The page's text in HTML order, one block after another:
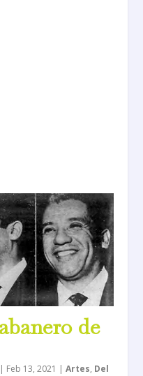
de
| Feb 13, 2021 |Artes, Del